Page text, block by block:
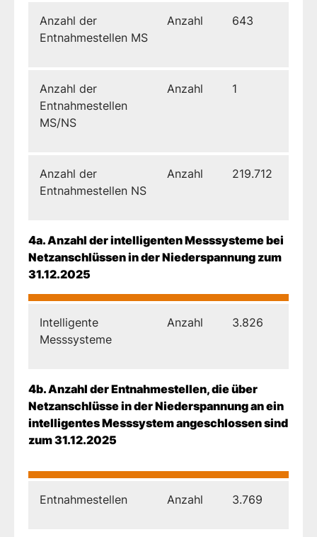
Anzahl der
Entnahmestellen MS
Anzahl 643
Anzahl der
Entnahmestellen
MS/NS
Anzahl 1
Anzahl der
Entnahmestellen NS
Anzahl 219.712
4a. Anzahl der intelligenten Messsysteme bei
Netzanschlüssen in der Niederspannung zum
31.12.2025
Intelligente
Messsysteme
Anzahl 3.826
4b. Anzahl der Entnahmestellen, die über
Netzanschlüsse in der Niederspannung an ein
intelligentes Messsystem angeschlossen sind
zum 31.12.2025
Entnahmestellen Anzahl 3.769